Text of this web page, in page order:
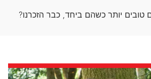
טובים יותר כשהם ביחד, כבר הזכרנו?